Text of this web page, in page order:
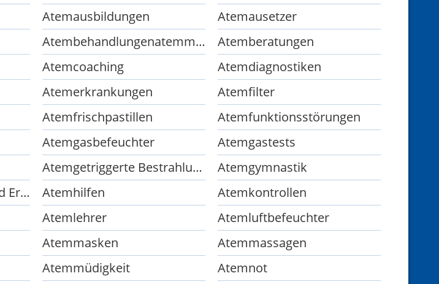
Atemausbildungen
Atemausetzer
Atembehandlungenatemmassagen
Atemberatungen
Atemcoaching
Atemdiagnostiken
Atemerkrankungen
Atemfilter
Atemfrischpastillen
Atemfunktionsstörungen
Atemgasbefeuchter
Atemgastests
Atemgetriggerte Bestrahlung
Atemgymnastik
Atemherapie Kinder und Erwachsene Atemhilfen
Atemkontrollen
Atemlehrer
Atemluftbefeuchter
Atemmasken
Atemmassagen
Atemmüdigkeit
Atemnot